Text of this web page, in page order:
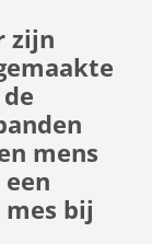
zijn
mens
bij